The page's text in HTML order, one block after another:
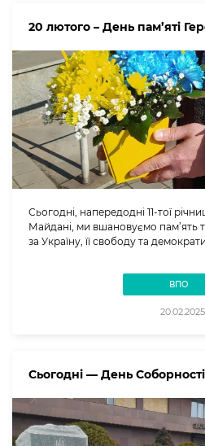
20 лютого – День пам’яті
Сьогодні, напередодні 11-тої
Майдані, ми вшановуємо пам’ять
за Україну, її свободу та
ВПО
20.02.2025
Сьогодні — День